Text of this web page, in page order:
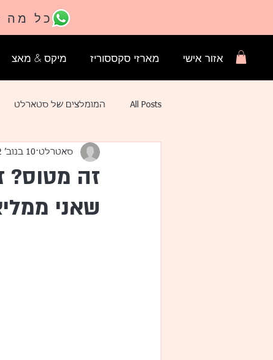
כל מה
אזור אישי מארזי סקססוריז מיקס & מאצ
All Posts המומלצים של סטארלט
זה מטוס?
שאני
סאטרלט 10 בנוב׳ 2022